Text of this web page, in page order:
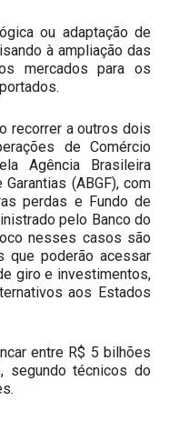
ou adaptação de
à ampliação das
mercados para os
recorrer a outros dois
de Comércio
Agência Brasileira
(ABGF), com
perdas e Fundo de
pelo Banco do
nesses casos são
que poderão acessar
giro e investimentos,
aos Estados
entre R$ 5 bilhões
segundo técnicos do